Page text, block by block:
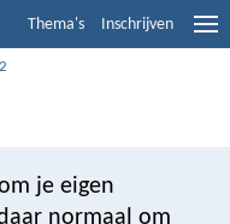
Thema's Inschrijven
2
je eigen
normaal om